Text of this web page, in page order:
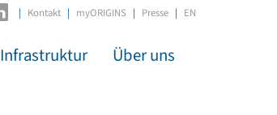
| Kontakt myORIGINS Presse EN
Infrastruktur Über uns